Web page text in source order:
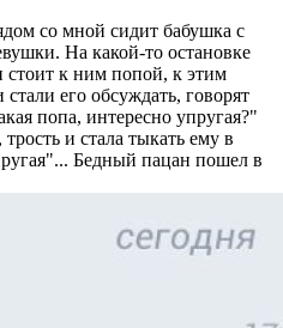
со мной сидит бабушка с
На какой-то остановке
стоит к ним попой, к этим
его обсуждать, говорят
попа, интересно упругая?"
и стала тыкать ему в
Бедный пацан пошел в